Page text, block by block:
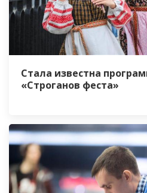
Стала известна
«Строганов феста»